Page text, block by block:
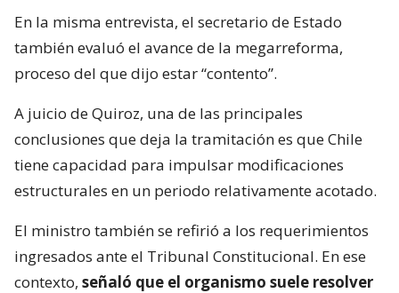
En la misma entrevista, el secretario de Estado
también evaluó el avance de la megarreforma,
proceso del que dijo estar “contento”.
A juicio de Quiroz, una de las principales
conclusiones que deja la tramitación es que Chile
tiene capacidad para impulsar modificaciones
estructurales en un periodo relativamente acotado.
El ministro también se refirió a los requerimientos
ingresados ante el Tribunal Constitucional. En ese
contexto, señaló que el organismo suele resolver